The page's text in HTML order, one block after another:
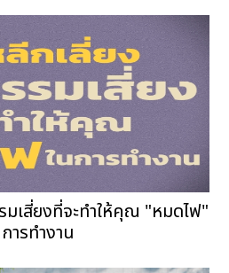
เสี่ยงที่จะทำให้คุณ "หมดไฟ"
ารทำงาน